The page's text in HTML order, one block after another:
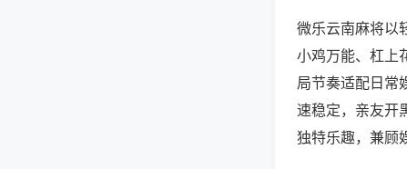
微乐云南麻将以
小鸡万能、杠上
局节奏适配日常
速稳定，亲友开
独特乐趣，兼顾